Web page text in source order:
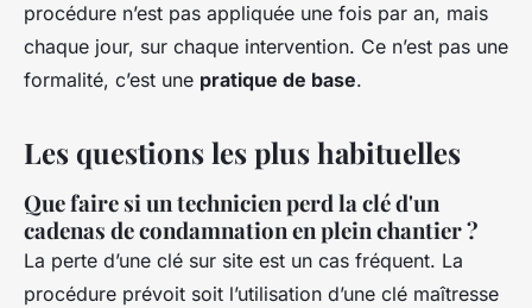
procédure n’est pas appliquée une fois par an, mais
chaque jour, sur chaque intervention. Ce n’est pas une
formalité, c’est une pratique de base.
Les questions les plus habituelles
Que faire si un technicien perd la clé d'un
cadenas de condamnation en plein chantier ?
La perte d’une clé sur site est un cas fréquent. La
procédure prévoit soit l’utilisation d’une clé maîtresse